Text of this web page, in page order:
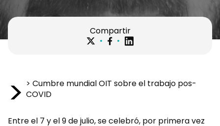
Compartir
> > Cumbre mundial OIT sobre el trabajo pos-
COVID
Entre el 7 y el 9 de julio, se celebró, por primera vez